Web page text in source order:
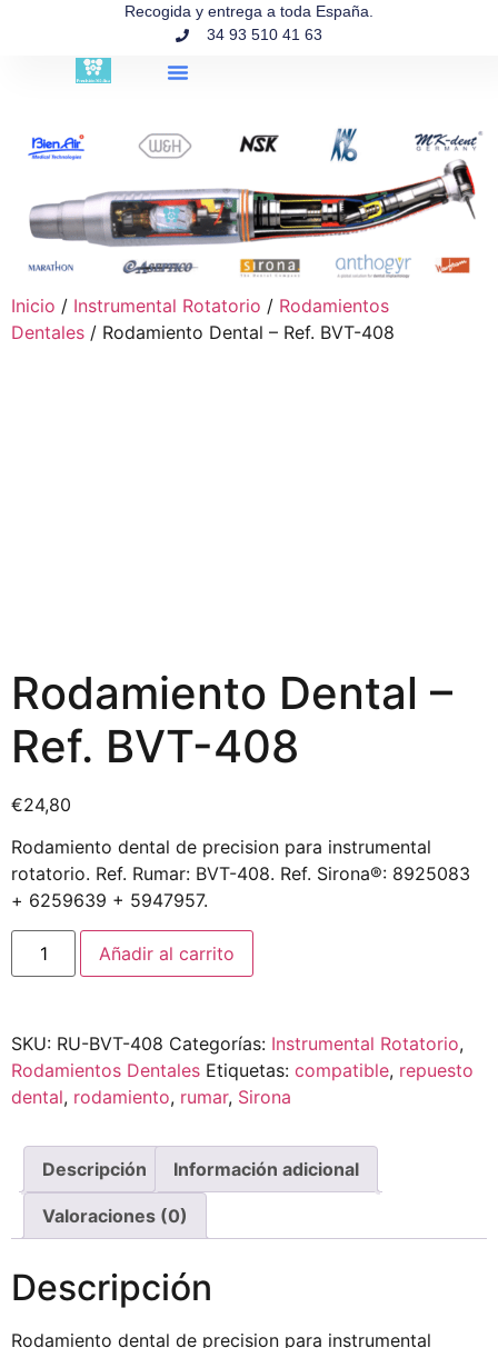
Recogida y entrega a toda España.
34 93 510 41 63
Inicio / Instrumental Rotatorio / Rodamientos
Dentales / Rodamiento Dental – Ref. BVT-408
Rodamiento Dental –
Ref. BVT-408
€24,80
Rodamiento dental de precision para instrumental
rotatorio. Ref. Rumar: BVT-408. Ref. Sirona®: 8925083
+ 6259639 + 5947957.
Añadir al carrito
SKU: RU-BVT-408 Categorías: Instrumental Rotatorio,
Rodamientos Dentales Etiquetas: compatible, repuesto
dental, rodamiento, rumar, Sirona
Descripción Información adicional
Valoraciones (0)
Descripción
Rodamiento dental de precision para instrumental